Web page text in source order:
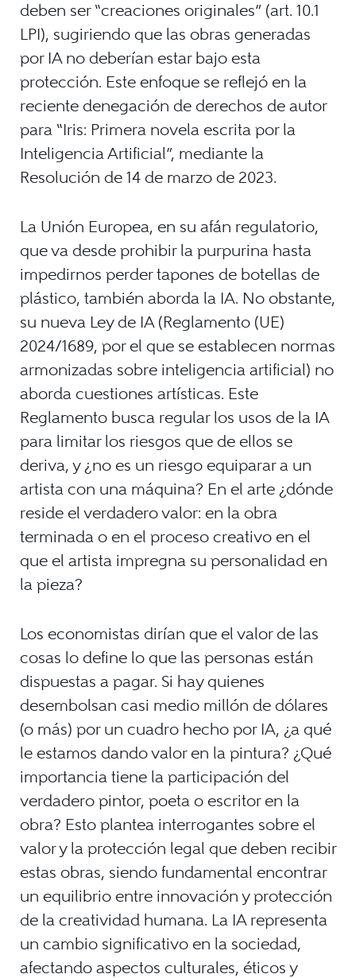
deben ser “creaciones originales” (art. 10.1
LPI), sugiriendo que las obras generadas
por IA no deberían estar bajo esta
protección. Este enfoque se reflejó en la
reciente denegación de derechos de autor
para “Iris: Primera novela escrita por la
Inteligencia Artificial”, mediante la
Resolución de 14 de marzo de 2023.
La Unión Europea, en su afán regulatorio,
que va desde prohibir la purpurina hasta
impedirnos perder tapones de botellas de
plástico, también aborda la IA. No obstante,
su nueva Ley de IA (Reglamento (UE)
2024/1689, por el que se establecen normas
armonizadas sobre inteligencia artificial) no
aborda cuestiones artísticas. Este
Reglamento busca regular los usos de la IA
para limitar los riesgos que de ellos se
deriva, y ¿no es un riesgo equiparar a un
artista con una máquina? En el arte ¿dónde
reside el verdadero valor: en la obra
terminada o en el proceso creativo en el
que el artista impregna su personalidad en
la pieza?
Los economistas dirían que el valor de las
cosas lo define lo que las personas están
dispuestas a pagar. Si hay quienes
desembolsan casi medio millón de dólares
(o más) por un cuadro hecho por IA, ¿a qué
le estamos dando valor en la pintura? ¿Qué
importancia tiene la participación del
verdadero pintor, poeta o escritor en la
obra? Esto plantea interrogantes sobre el
valor y la protección legal que deben recibir
estas obras, siendo fundamental encontrar
un equilibrio entre innovación y protección
de la creatividad humana. La IA representa
un cambio significativo en la sociedad,
afectando aspectos culturales, éticos y